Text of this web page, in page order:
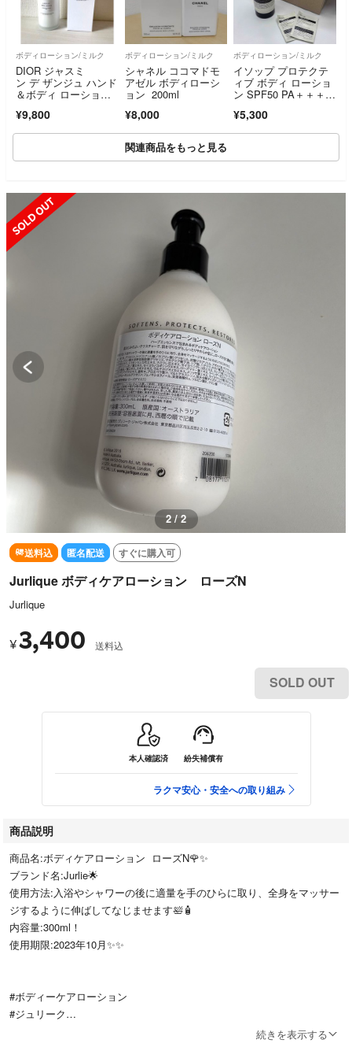
ボディローション/ミルク
DIOR ジャスミ
ン デ ザンジュ ハンド
＆ボディ ローショ
¥9,800
ボディローション/ミルク
シャネル ココマドモ
アゼル ボディローシ
ョン 200ml
¥8,000
ボディローション/ミルク
イソップ プロテクテ
ィブ ボディ ローショ
ン SPF50 PA＋＋＋
¥5,300
関連商品をもっと見る
2 / 2
送料込 匿名配送 すぐに購入可
Jurlique ボディケアローション ローズN
Jurlique
¥3,400 送料込
SOLD OUT
本人確認済 紛失補償有
ラクマ安心・安全への取り組み
商品説明
商品名:ボディケアローション ローズN🌹✨
ブランド名:Jurlie🌟
使用方法:入浴やシャワーの後に適量を手のひらに取り、全身をマッサー
ジするように伸ばしてなじませます🛀🧴
内容量:300ml！
使用期限:2023年10月✨✨
#ボディーケアローション
#ジュリーク
続きを表示する